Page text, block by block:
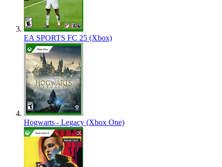
EA SPORTS FC 25 (Xbox)
Hogwarts - Legacy (Xbox One)